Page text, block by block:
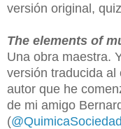
versión original,
The elements of
Una obra maestra.
versión traducida al
autor que he
de mi amigo
(@QuimicaSociedad